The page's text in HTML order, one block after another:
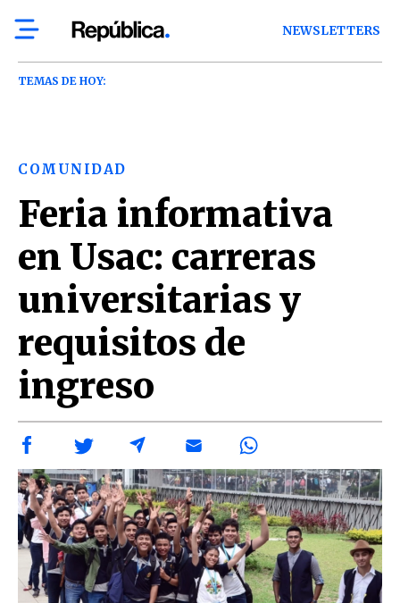
NEWSLETTERS
TEMAS DE HOY:
COMUNIDAD
Feria informativa
en Usac: carreras
universitarias y
requisitos de
ingreso